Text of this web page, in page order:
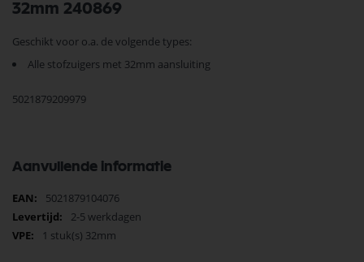
32mm 240869
Geschikt voor o.a. de volgende types:
Alle stofzuigers met 32mm aansluiting
5021879209979
Aanvullende informatie
Meer
informatie
5021879104076
2-5 werkdagen
1 stuk(s) 32mm